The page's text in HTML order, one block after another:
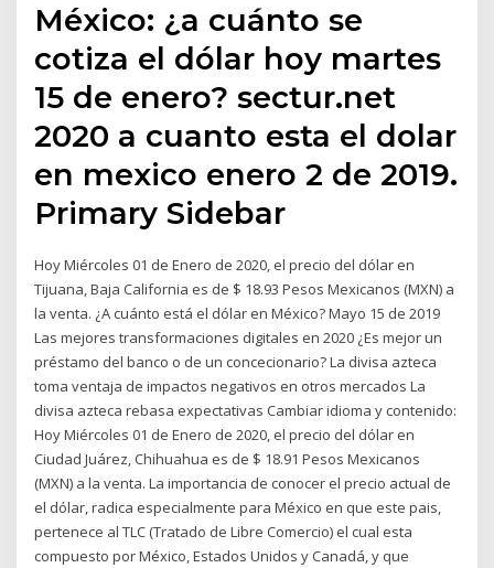
México: ¿a cuánto se
cotiza el dólar hoy martes
15 de enero? sectur.net
2020 a cuanto esta el dolar
en mexico enero 2 de 2019.
Primary Sidebar
Hoy Miércoles 01 de Enero de 2020, el precio del dólar en
Tijuana, Baja California es de $ 18.93 Pesos Mexicanos (MXN) a
la venta. ¿A cuánto está el dólar en México? Mayo 15 de 2019
Las mejores transformaciones digitales en 2020 ¿Es mejor un
préstamo del banco o de un concecionario? La divisa azteca
toma ventaja de impactos negativos en otros mercados La
divisa azteca rebasa expectativas Cambiar idioma y contenido:
Hoy Miércoles 01 de Enero de 2020, el precio del dólar en
Ciudad Juárez, Chihuahua es de $ 18.91 Pesos Mexicanos
(MXN) a la venta. La importancia de conocer el precio actual de
el dólar, radica especialmente para México en que este pais,
pertenece al TLC (Tratado de Libre Comercio) el cual esta
compuesto por México, Estados Unidos y Canadá, y que